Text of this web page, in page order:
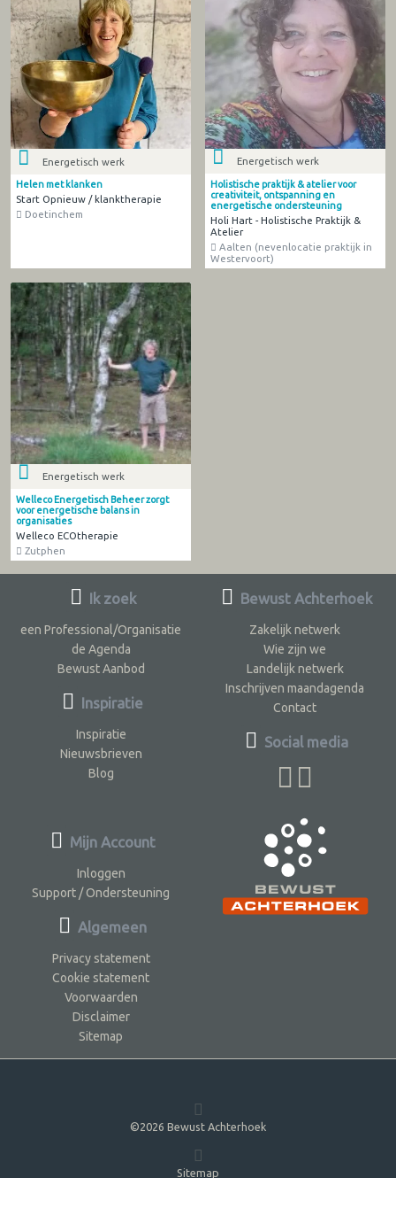
Energetisch werk
Helen met klanken
Start Opnieuw / klanktherapie
Doetinchem
Energetisch werk
Holistische praktijk & atelier voor
creativiteit, ontspanning en
energetische ondersteuning
Holi Hart - Holistische Praktijk &
Atelier
Aalten (nevenlocatie praktijk in
Westervoort)
Energetisch werk
Welleco Energetisch Beheer zorgt
voor energetische balans in
organisaties
Welleco ECOtherapie
Zutphen
Ik zoek
een Professional/Organisatie
de Agenda
Bewust Aanbod
Inspiratie
Inspiratie
Nieuwsbrieven
Blog
Bewust Achterhoek
Zakelijk netwerk
Wie zijn we
Landelijk netwerk
Inschrijven maandagenda
Contact
Social media
Mijn Account
Inloggen
Support / Ondersteuning
Algemeen
Privacy statement
Cookie statement
Voorwaarden
Disclaimer
Sitemap
©2026 Bewust Achterhoek
Sitemap